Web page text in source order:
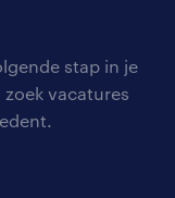
stap in je
vacatures